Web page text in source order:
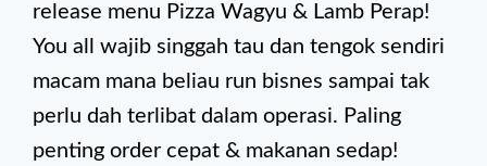
release menu Pizza Wagyu & Lamb Perap!
You all wajib singgah tau dan tengok sendiri
macam mana beliau run bisnes sampai tak
perlu dah terlibat dalam operasi. Paling
penting order cepat & makanan sedap!